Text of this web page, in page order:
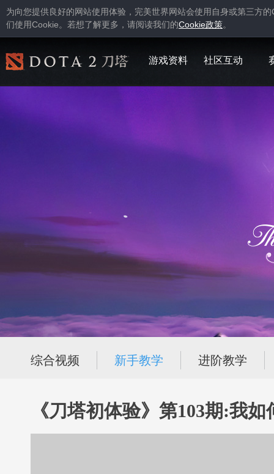
为向您提供良好的网站使用体验，完美世界网站会使用自身或第三方的
们使用Cookie。若想了解更多，请阅读我们的Cookie政策。
游戏资料 社区互动
综合视频 新手教学 进阶教学
《刀塔初体验》第103期:我